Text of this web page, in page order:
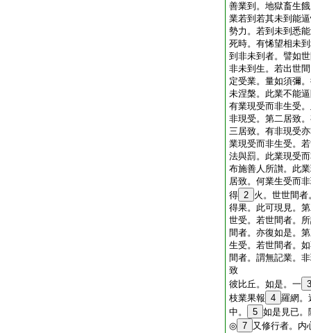
善業到。地獄畜生
業若到若其未到能
勢力。若到未到悉
死時。有悕望相未
到非未到者。譬如
非未到生。若出世
定受業。量如須彌
未涅槃。此業不能
有業現受而非生受
非現受。第二居致
三居致。有非現受
業現受而非生受。
法與罰。此業現受
布施善人所讃。此
居致。何業生受而
得 2 火。世世間
得果。此可現見。
世受。若世間者。
間者。亦復如是。
生受。若世間者。
間者。謂無記業。
致
彼比丘。如是。一 3
枝業果報 4 羅網。
中。
5 如是見已。
◎ 7 又修行者。内